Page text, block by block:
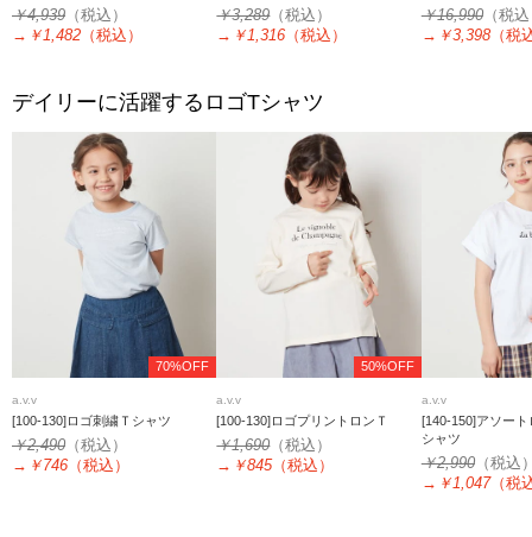
ツ
￥4,939 （税込）
→ ￥1,482 （税込）
￥3,289（税込）
→ ￥1,316 （税込）
￥16,990（税
→ ￥3,398（税
デイリーに活躍するロゴTシャツ
70%OFF
a.v.v
[100-130]ロゴ刺繍Ｔシャツ
￥2,490 （税込）
→ ￥746 （税込）
50%OFF
a.v.v
[100-130]ロゴプリントロンＴ
￥1,690（税込）
→ ￥845（税込）
a.v.v
[140-150]アソー
シャツ
￥2,990（税込
→ ￥1,047（税